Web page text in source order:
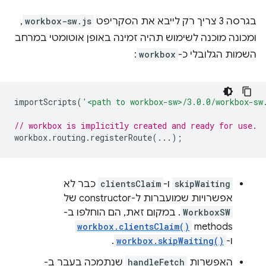
בגרסה 3 צריך רק לייבא את הסקריפט workbox-sw.js
,
ומכונה מוכנה לשימוש תהיה זמינה באופן אוטומטי במרחב
השמות הגלובלי כ- workbox
:
importScripts( '<path to workbox-sw>/3.0.0/workbox-
// workbox is implicitly created and ready for use.
workbox. routing . registerRoute(...);
skipWaiting ו- clientsClaim כבר לא
אפשרויות שמועברות ל-constructor של
WorkboxSW . במקום זאת, הם הוחלפו ב-
methods
workbox.clientsClaim()
ו- workbox.skipWaiting()
.
האפשרות handleFetch שנתמכה בעבר ב-